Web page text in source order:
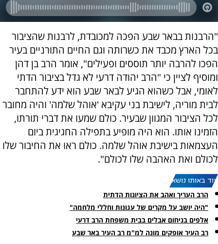
"הרבנות בבאר שבע הפכה למכובדת, לרבנות שהציבור
בכל הארץ מכבד את כשרותה וגם החיים התורניים בעיר
הפכו להרבה יותר תוססים ופעילים", אומר הרב בן דהן
ומוסיף לציין כי "הרב יהודה דרעי לא גדל בציבור הדתי
לאומי, אבל כשהוא הגיע לבאר שבע הוא ידע להתחבר
לבית מוריה, לישיבת בני עקיבא 'אוהל שלמה' והיה מחובר
לכל הציבור המגוון שבעיר. כולם שמעו את דברי תורתו,
הזמינו אותו. הוא היה מופיע בתפילה החגיגית ביום
העצמאות בישיבת אוהל שלמה. כולם ראו את החיבור שלו
לכולם ואת האהבה שלו לכולם".
עוד באותו נושא:
הרב העריך ואהב את הציונות הדתית
"היה יושב על מקרים של עגונות וחללי מלחמה"
אלפים בניחום אבלים בבית משפחת הרב דרעי
רב העיר אופקים מונה למ"מ רב העיר באר שבע